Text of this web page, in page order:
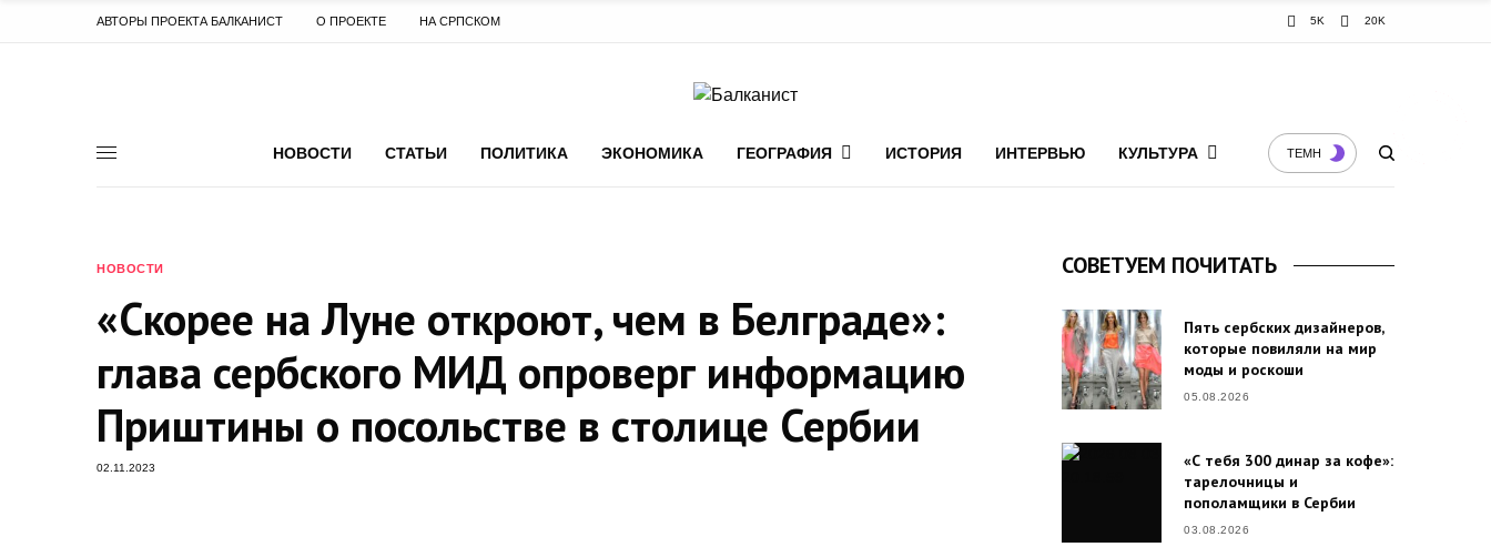
АВТОРЫ ПРОЕКТА БАЛКАНИСТ О ПРОЕКТЕ НА СРПСКОМ 5K 20K
НОВОСТИ СТАТЬИ ПОЛИТИКА ЭКОНОМИКА ГЕОГРАФИЯ ИСТОРИЯ ИНТЕРВЬЮ КУЛЬТУРА ТЕМН
НОВОСТИ
«Скорее на Луне откроют, чем в Белграде»:
глава сербского МИД опроверг информацию
Приштины о посольстве в столице Сербии
02.11.2023
СОВЕТУЕМ ПОЧИТАТЬ
Пять сербских дизайнеров,
которые повиляли на мир
моды и роскоши
05.08.2026
«С тебя 300 динар за кофе»:
тарелочницы и
пополамщики в Сербии
03.08.2026